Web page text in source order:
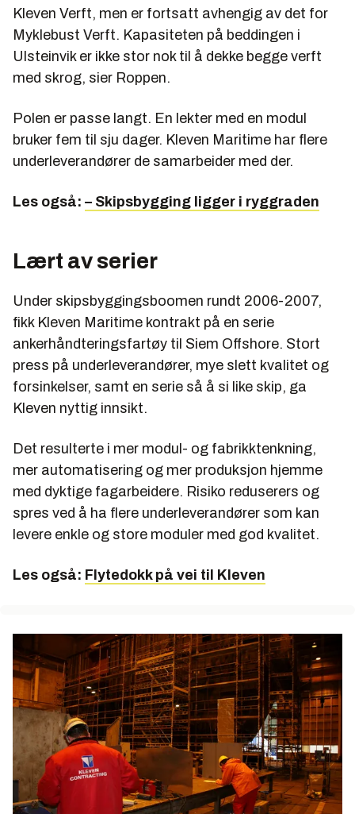
Kleven Verft, men er fortsatt avhengig av det for
Myklebust Verft. Kapasiteten på beddingen i
Ulsteinvik er ikke stor nok til å dekke begge verft
med skrog, sier Roppen.
Polen er passe langt. En lekter med en modul
bruker fem til sju dager. Kleven Maritime har flere
underleverandører de samarbeider med der.
Les også: – Skipsbygging ligger i ryggraden
Lært av serier
Under skipsbyggingsboomen rundt 2006-2007,
fikk Kleven Maritime kontrakt på en serie
ankerhåndteringsfartøy til Siem Offshore. Stort
press på underleverandører, mye slett kvalitet og
forsinkelser, samt en serie så å si like skip, ga
Kleven nyttig innsikt.
Det resulterte i mer modul- og fabrikktenkning,
mer automatisering og mer produksjon hjemme
med dyktige fagarbeidere. Risiko reduserers og
spres ved å ha flere underleverandører som kan
levere enkle og store moduler med god kvalitet.
Les også: Flytedokk på vei til Kleven